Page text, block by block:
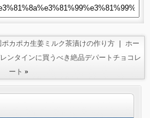
カポカ生姜ミルク茶漬けの作り方｜ ホー
ンタインに買うべき絶品デパートチョコレ
ート »